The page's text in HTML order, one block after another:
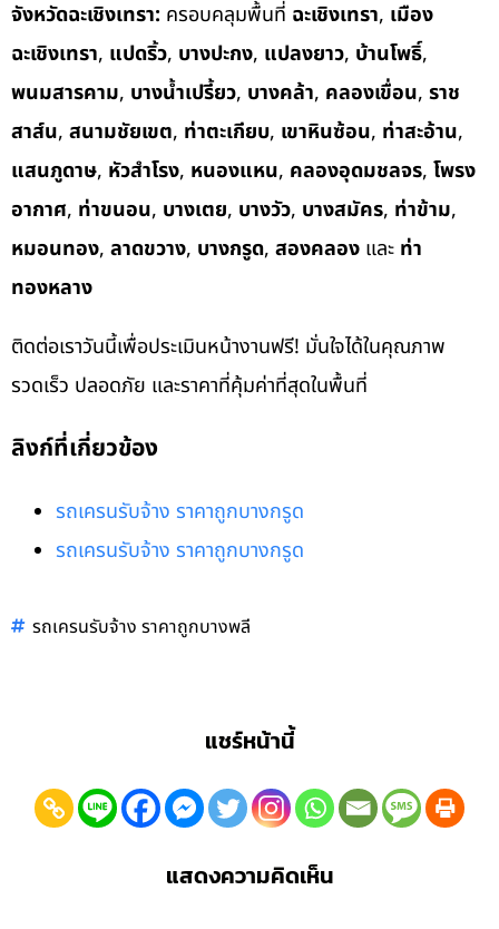
จังหวัดฉะเชิงเทรา: ครอบคลุมพื้นที่ ฉะเชิงเทรา, เมือง
ฉะเชิงเทรา, แปดริ้ว, บางปะกง, แปลงยาว, บ้านโพธิ์,
พนมสารคาม, บางน้ำเปรี้ยว, บางคล้า, คลองเขื่อน, ราช
สาส์น, สนามชัยเขต, ท่าตะเกียบ, เขาหินซ้อน, ท่าสะอ้าน,
แสนภูดาษ, หัวสำโรง, หนองแหน, คลองอุดมชลจร, โพรง
อากาศ, ท่าขนอน, บางเตย, บางวัว, บางสมัคร, ท่าข้าม,
หมอนทอง, ลาดขวาง, บางกรูด, สองคลอง และ ท่า
ทองหลาง
ติดต่อเราวันนี้เพื่อประเมินหน้างานฟรี! มั่นใจได้ในคุณภาพ
รวดเร็ว ปลอดภัย และราคาที่คุ้มค่าที่สุดในพื้นที่
ลิงก์ที่เกี่ยวข้อง
รถเครนรับจ้าง ราคาถูกบางกรูด
รถเครนรับจ้าง ราคาถูกบางกรูด
รถเครนรับจ้าง ราคาถูกบางพลี
แชร์หน้านี้
แสดงความคิดเห็น